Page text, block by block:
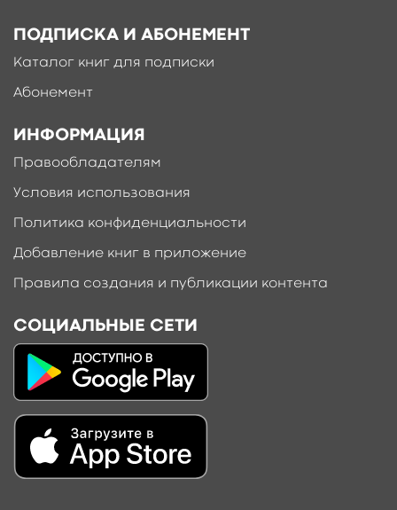
ПОДПИСКА И АБОНЕМЕНТ
Каталог книг для подписки
Абонемент
ИНФОРМАЦИЯ
Правообладателям
Условия использования
Политика конфиденциальности
Добавление книг в приложение
Правила создания и публикации контента
СОЦИАЛЬНЫЕ СЕТИ